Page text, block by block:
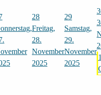
28
Freitag,
28.
November
2025
29
Samstag,
29.
November
2025